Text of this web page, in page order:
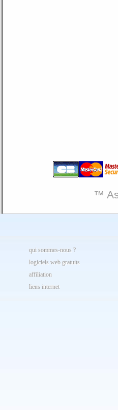
™
qui sommes-nous ?
logiciels web gratuits
affiliation
liens internet